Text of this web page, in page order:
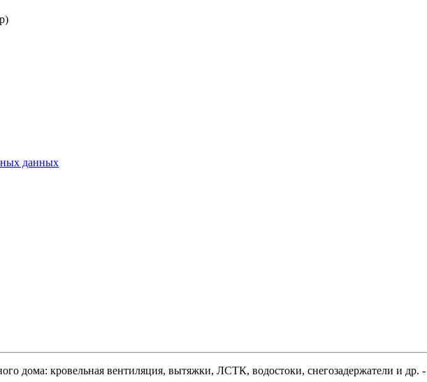
данных
дома: кровельная вентиляция, вытяжки, ЛСТК, водостоки, снегозадержатели и др.